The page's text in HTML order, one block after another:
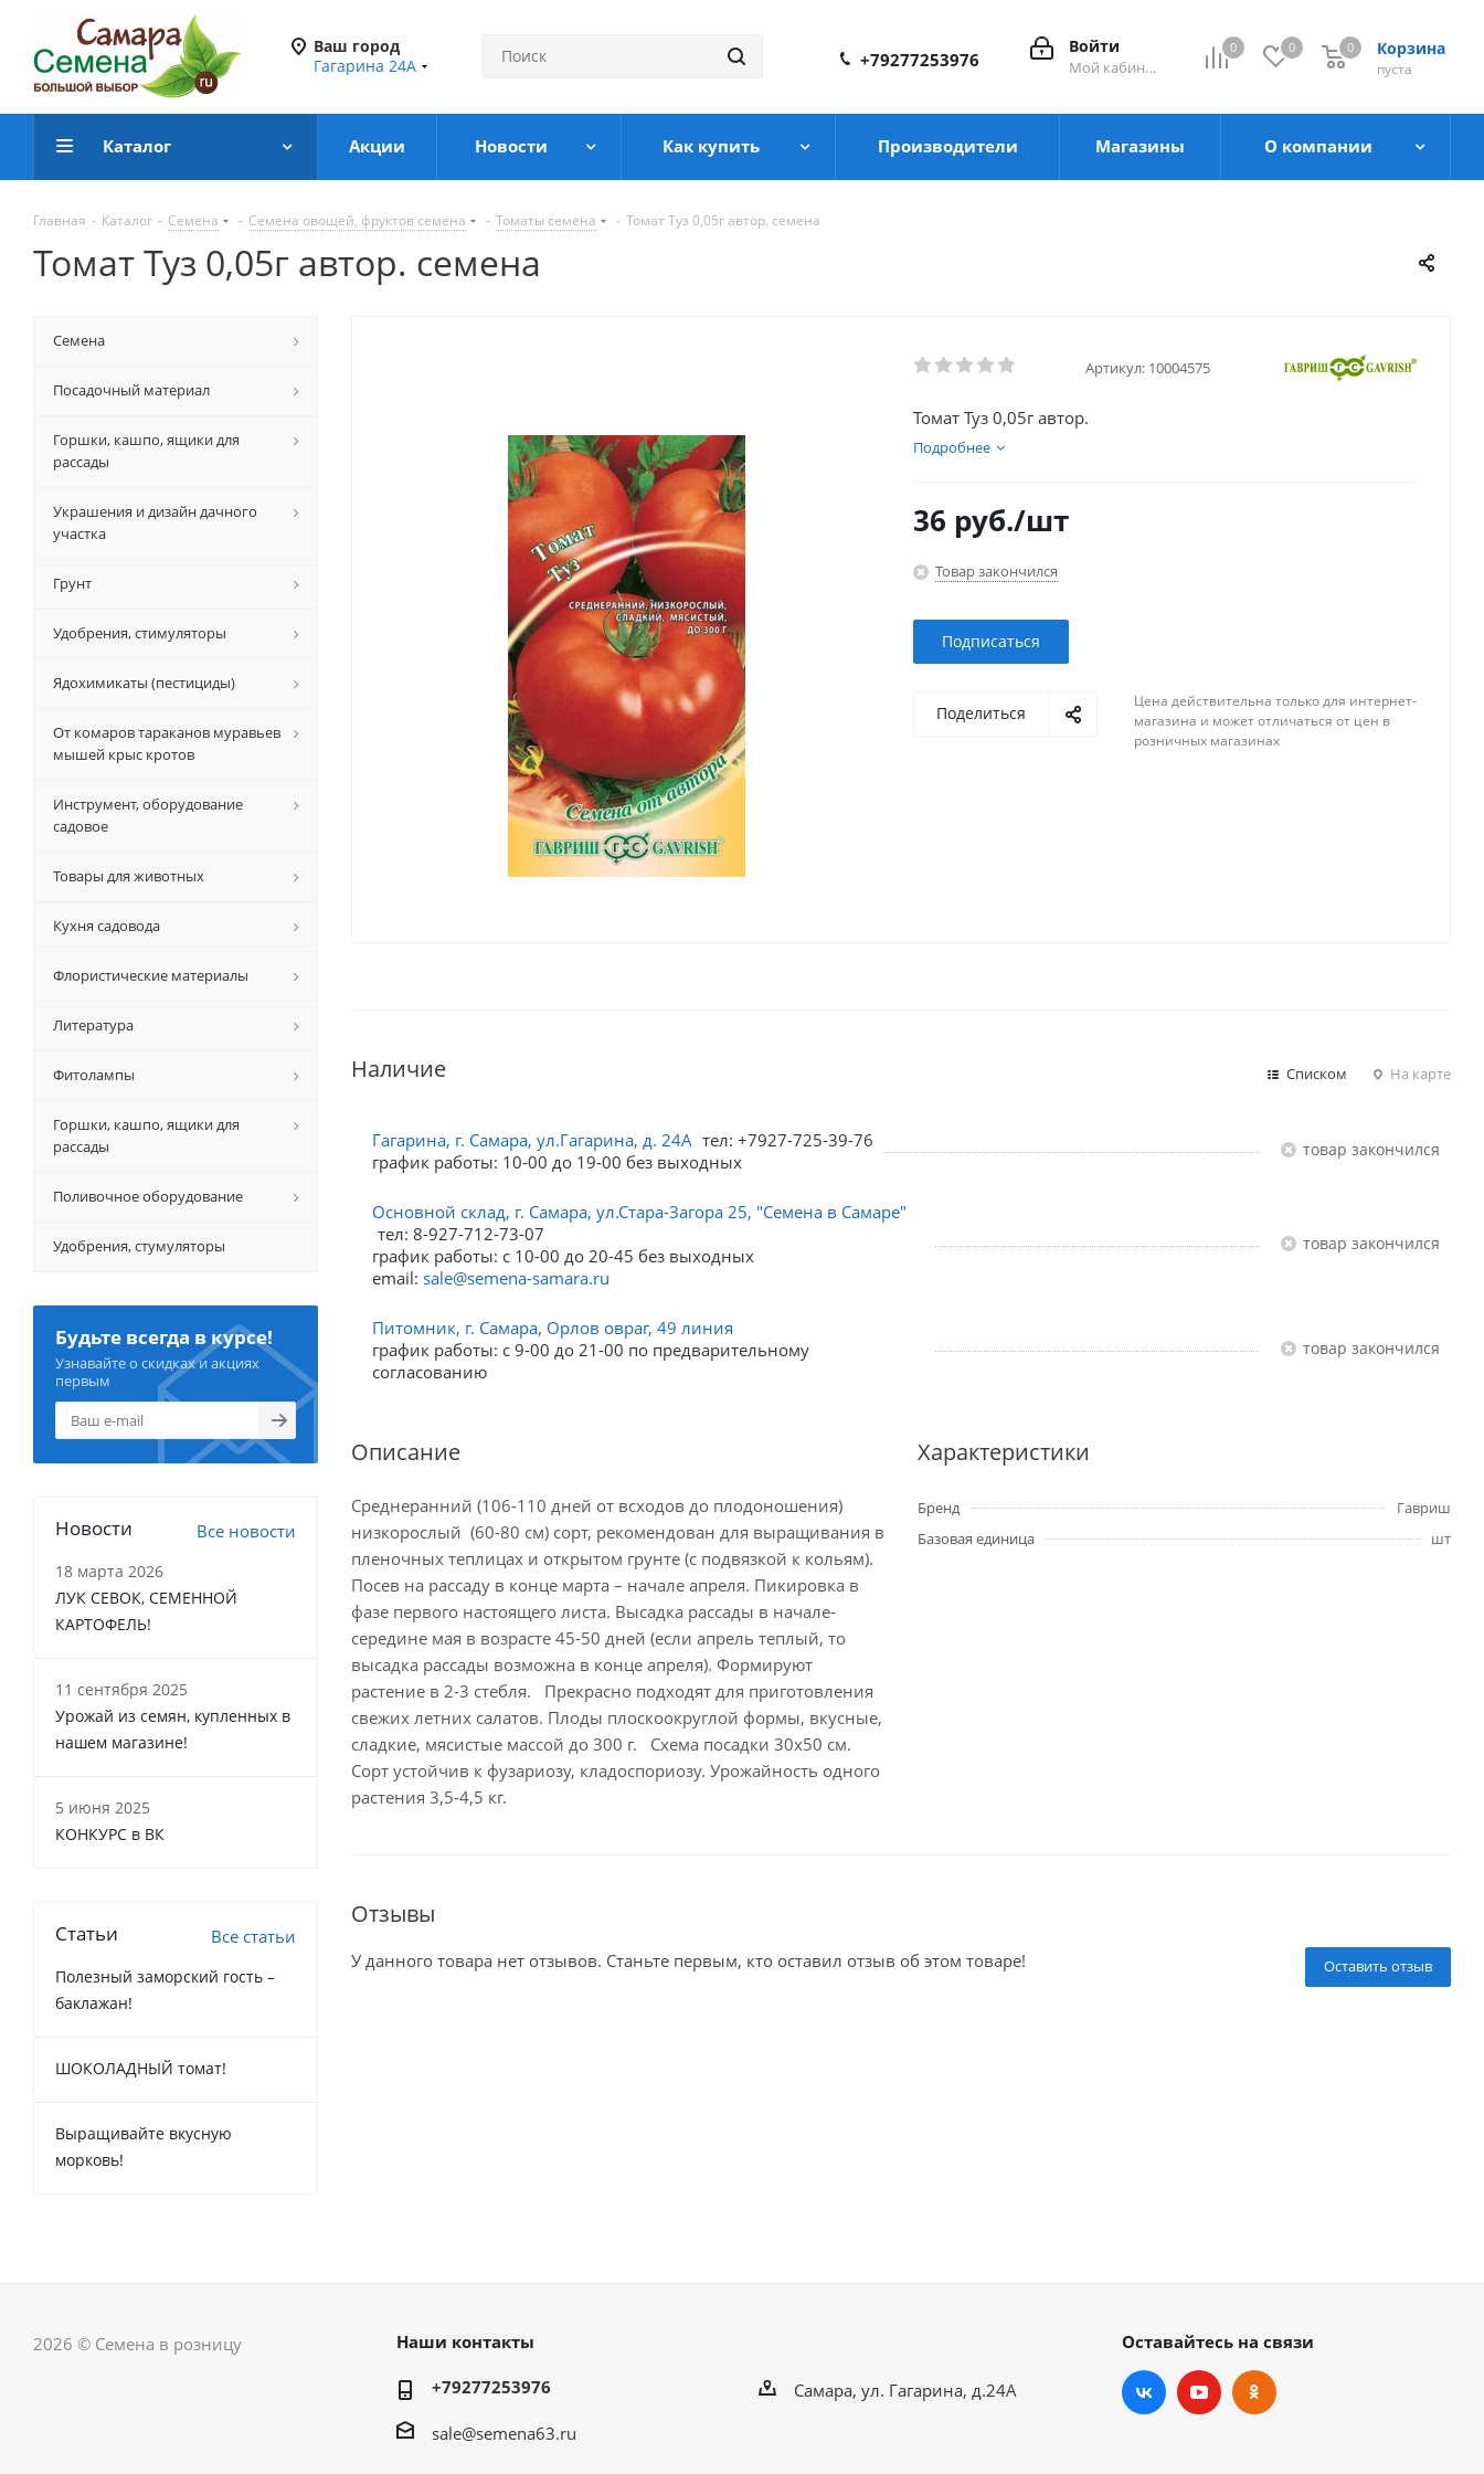
Ваш город
Гагарина 24А
0 0 Корзина
0
пуста
0
Войти
Мой кабинет
+79277253976
Каталог Акции Новости Как купить Производители Магазины О компании
Главная - Каталог - Семена - Семена овощей, фруктов семена - Томаты семена - Томат Туз 0,05г автор. семена
Томат Туз 0,05г автор. семена
Артикул: 10004575
Томат Туз 0,05г автор.
Подробнее
36 руб./шт
Товар закончился
Подписаться
Поделиться
Цена действительна только для интернет-
магазина и может отличаться от цен в
розничных магазинах
Наличие Списком На карте
Гагарина, г. Самара, ул.Гагарина, д. 24А тел: +7927-725-39-76
график работы: 10-00 до 19-00 без выходных
Товар закончился
Основной склад, г. Самара, ул.Стара-Загора 25, "Семена в Самаре"
тел: 8-927-712-73-07
график работы: с 10-00 до 20-45 без выходных
email: sale@semena-samara.ru
Товар закончился
Питомник, г. Самара, Орлов овраг, 49 линия
график работы: с 9-00 до 21-00 по предварительному
согласованию
Товар закончился
Описание
Среднеранний (106-110 дней от всходов до плодоношения)
низкорослый (60-80 см) сорт, рекомендован для выращивания в
пленочных теплицах и открытом грунте (с подвязкой к кольям).
Посев на рассаду в конце марта – начале апреля. Пикировка в
фазе первого настоящего листа. Высадка рассады в начале-
середине мая в возрасте 45-50 дней (если апрель теплый, то
высадка рассады возможна в конце апреля). Формируют
растение в 2-3 стебля. Прекрасно подходят для приготовления
свежих летних салатов. Плоды плоскоокруглой формы, вкусные,
сладкие, мясистые массой до 300 г. Схема посадки 30х50 см.
Сорт устойчив к фузариозу, кладоспориозу. Урожайность одного
растения 3,5-4,5 кг.
Характеристики
Бренд
Гавриш
Базовая единица
шт
Отзывы
Оставить отзыв
У данного товара нет отзывов. Станьте первым, кто оставил отзыв об этом товаре!
Семена
Посадочный материал
Горшки, кашпо, ящики для
рассады
Украшения и дизайн дачного
участка
Грунт
Удобрения, стимуляторы
Ядохимикаты (пестициды)
От комаров тараканов муравьев
мышей крыс кротов
Инструмент, оборудование
садовое
Товары для животных
Кухня садовода
Флористические материалы
Литература
Фитолампы
Горшки, кашпо, ящики для
рассады
Поливочное оборудование
Удобрения, стумуляторы
Будьте всегда в курсе!
Узнавайте о скидках и акциях
первым
Новости Все новости
18 марта 2026
ЛУК СЕВОК, СЕМЕННОЙ
КАРТОФЕЛЬ!
11 сентября 2025
Урожай из семян, купленных в
нашем магазине!
5 июня 2025
КОНКУРС в ВК
Статьи Все статьи
Полезный заморский гость –
баклажан!
ШОКОЛАДНЫЙ томат!
Выращивайте вкусную
морковь!
2026 © Семена в розницу Наши контакты
+79277253976
sale@semena63.ru
Самара, ул. Гагарина, д.24А
Оставайтесь на связи